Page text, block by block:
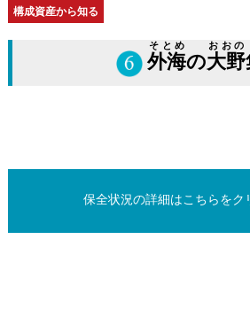
構成資産から知る
外海
そとめ
の大野
おおの
保全状況の詳細はこちらをク